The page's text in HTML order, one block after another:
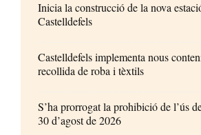
Inicia la construcció de la nova
Castelldefels
Castelldefels implementa nous
recollida de roba i tèxtils
S’ha prorrogat la prohibició de l’ús
30 d’agost de 2026